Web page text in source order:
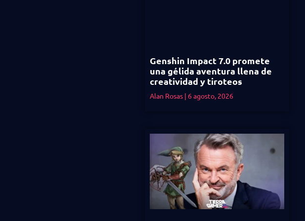
Genshin Impact 7.0 promete
una gélida aventura llena de
creatividad y tiroteos
Alan Rosas 6 agosto, 2026